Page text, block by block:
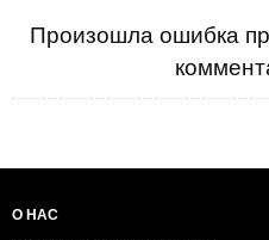
Произошла ошибка
О НАС